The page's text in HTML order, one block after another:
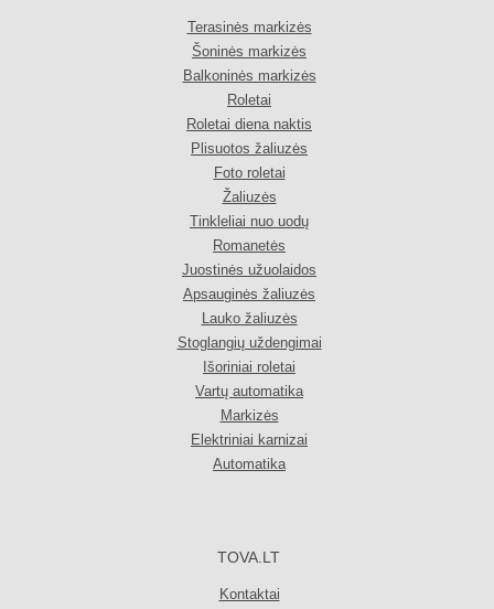
Terasinės markizės
Šoninės markizės
Balkoninės markizės
Roletai
Roletai diena naktis
Plisuotos žaliuzės
Foto roletai
Žaliuzės
Tinkleliai nuo uodų
Romanetės
Juostinės užuolaidos
Apsauginės žaliuzės
Lauko žaliuzės
Stoglangių uždengimai
Išoriniai roletai
Vartų automatika
Markizės
Elektriniai karnizai
Automatika
TOVA.LT
Kontaktai